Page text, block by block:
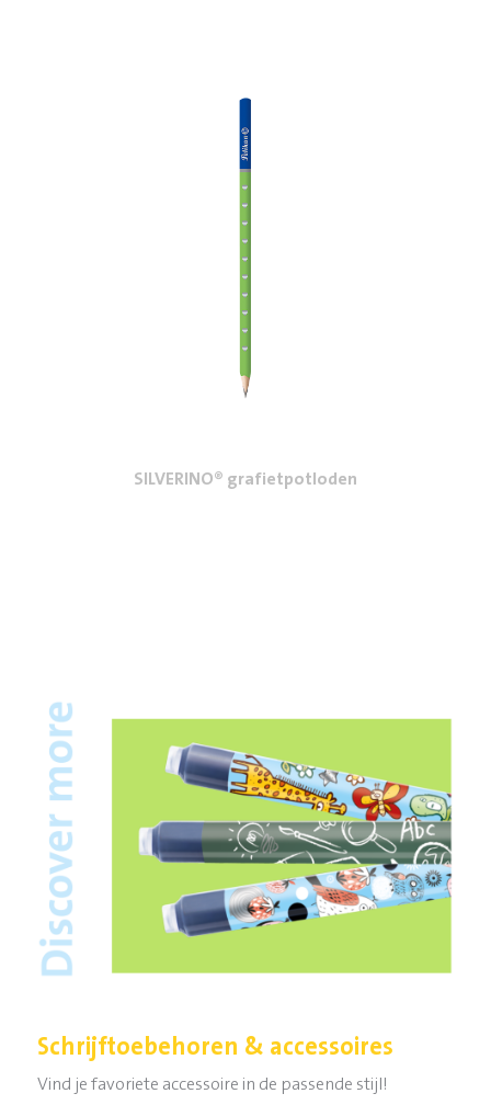
SILVERINO® grafietpotloden
Schrijftoebehoren & accessoires
Vind je favoriete accessoire in de passende stijl!